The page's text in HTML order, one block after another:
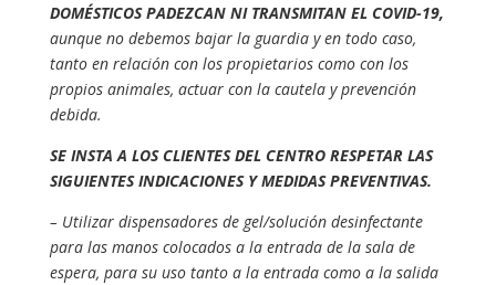
DOMÉSTICOS PADEZCAN NI TRANSMITAN EL COVID-19,
aunque no debemos bajar la guardia y en todo caso,
tanto en relación con los propietarios como con los
propios animales, actuar con la cautela y prevención
debida.
SE INSTA A LOS CLIENTES DEL CENTRO RESPETAR LAS
SIGUIENTES INDICACIONES YMEDIDAS PREVENTIVAS.
– Utilizar dispensadores de gel/solución desinfectante
para las manos colocados a la entrada de la sala de
espera, para su uso tanto a la entrada como a la salida